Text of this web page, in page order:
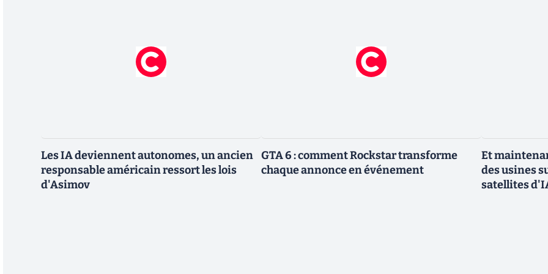
Les IA deviennent autonomes, un ancien
responsable américain ressort les lois
d'Asimov
GTA 6 : comment Rockstar transforme
chaque annonce en événement
Et
des usines
satellites